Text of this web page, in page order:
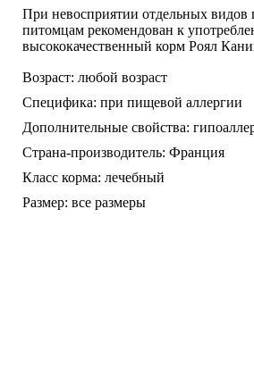
При невосприятии отдельных видов
питомцам рекомендован к
высококачественный корм Роял
Возраст: любой возраст
Специфика: при пищевой аллергии
Дополнительные свойства:
Страна-производитель: Франция
Класс корма: лечебный
Размер: все размеры